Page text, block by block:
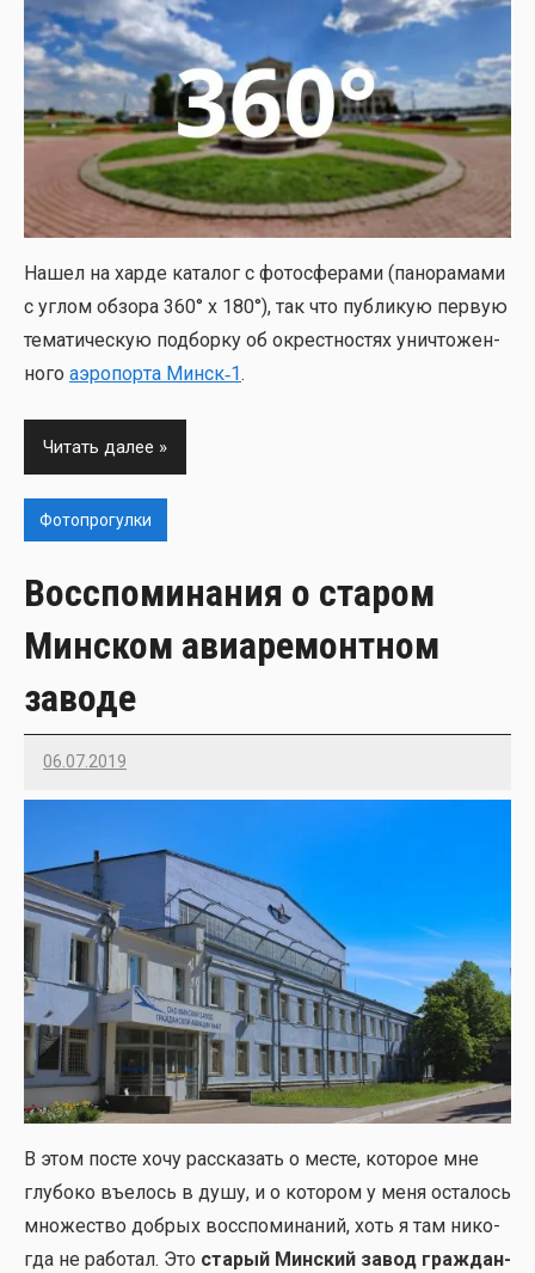
Нашел на хар­де ката­лог с фото­сфе­ра­ми (пано­ра­ма­ми
с углом обзо­ра 360° x 180°), так что пуб­ли­кую первую
тема­ти­че­скую под­бор­ку об окрест­но­стях уни­что­жен­
но­го аэро­пор­та Минск‑1.
Читать далее
Фотопрогулки
Восспоминания о старом
Минском авиаремонтном
заводе
06.07.2019
Imatvey
В этом посте хочу рас­ска­зать о месте, кото­рое мне
глу­бо­ко въелось в душу, и о кото­ром у меня оста­лось
мно­же­ство доб­рых вос­спо­ми­на­ний, хоть я там нико­
гда не рабо­тал. Это ста­рый Мин­ский завод граж­дан­